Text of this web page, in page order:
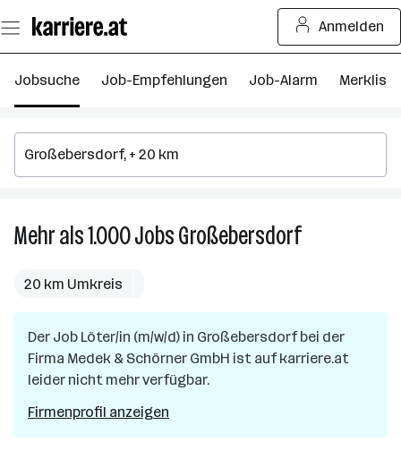
Seiteninhalt
springen
Anmelden
Jobsuche Job-Empfehlungen Job-Alarm Merkliste
Mehr als 1.000JobsGroßebersdorfMehr
in
Großebersdorf
20 km Umkreis
Der Job Löter/in (m/w/d) in Großebersdorfbei der
Firma Medek & Schörner GmbH ist auf karriere.at
leider nicht mehr verfügbar.
Firmenprofil anzeigen